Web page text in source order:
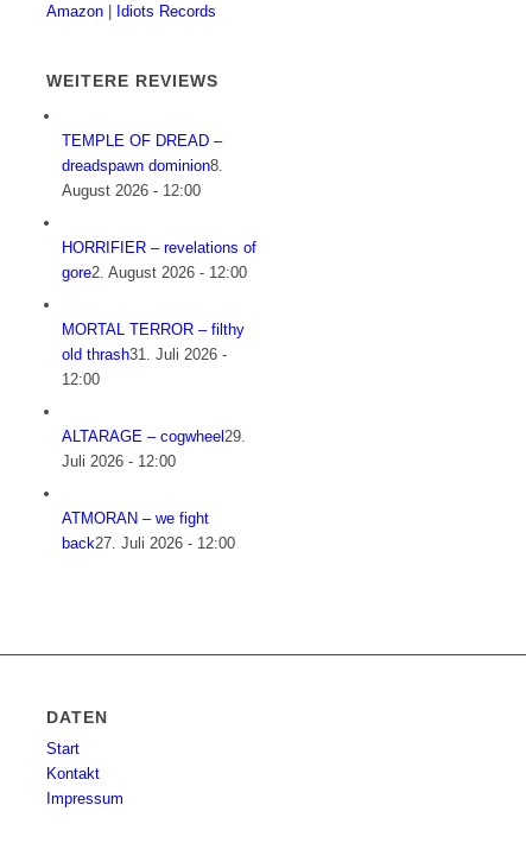
Amazon
Idiots Records
WEITERE REVIEWS
TEMPLE OF DREAD –
dreadspawn dominion8.
August 2026 - 12:00
HORRIFIER – revelations of
gore2. August 2026 - 12:00
MORTAL TERROR – filthy
old thrash31. Juli 2026 -
12:00
ALTARAGE – cogwheel29.
Juli 2026 - 12:00
ATMORAN – we fight
back27. Juli 2026 - 12:00
DATEN
Start
Kontakt
Impressum